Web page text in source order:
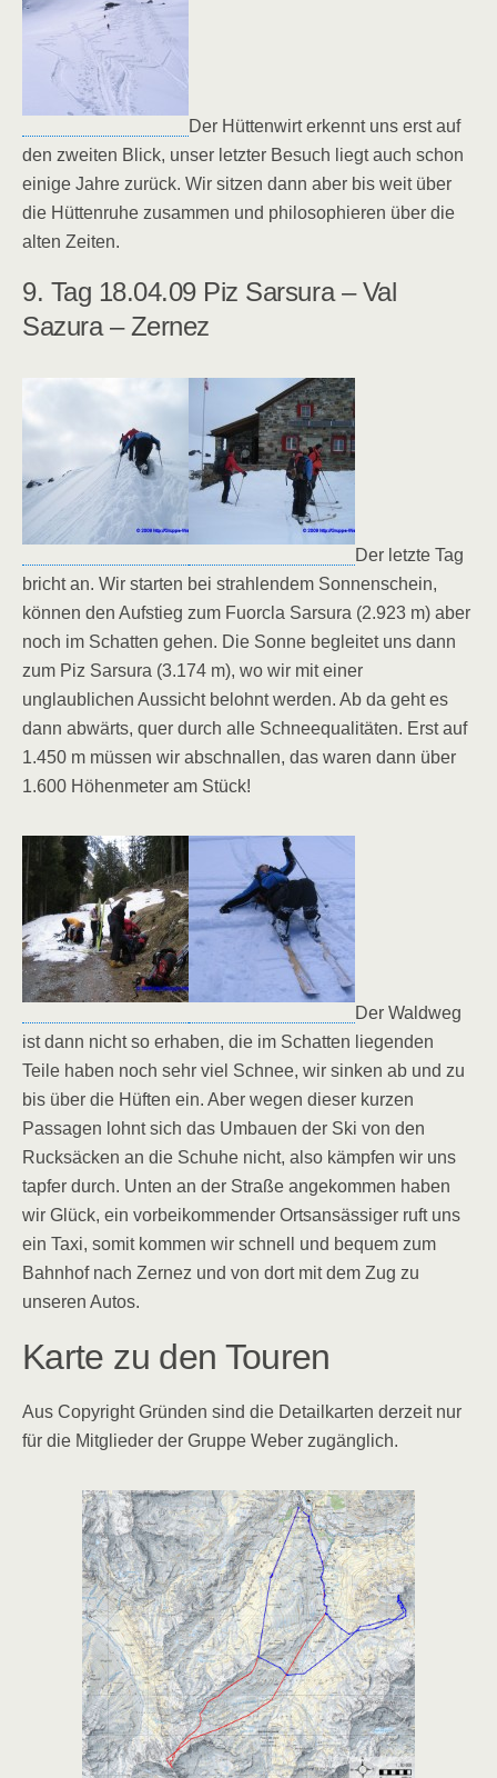
Der Hüttenwirt erkennt uns erst auf
den zweiten Blick, unser letzter Besuch liegt auch schon
einige Jahre zurück. Wir sitzen dann aber bis weit über
die Hüttenruhe zusammen und philosophieren über die
alten Zeiten.
9. Tag 18.04.09 Piz Sarsura – Val
Sazura – Zernez
Der letzte Tag
bricht an. Wir starten bei strahlendem Sonnenschein,
können den Aufstieg zum Fuorcla Sarsura (2.923 m) aber
noch im Schatten gehen. Die Sonne begleitet uns dann
zum Piz Sarsura (3.174 m), wo wir mit einer
unglaublichen Aussicht belohnt werden. Ab da geht es
dann abwärts, quer durch alle Schneequalitäten. Erst auf
1.450 m müssen wir abschnallen, das waren dann über
1.600 Höhenmeter am Stück!
Der Waldweg
ist dann nicht so erhaben, die im Schatten liegenden
Teile haben noch sehr viel Schnee, wir sinken ab und zu
bis über die Hüften ein. Aber wegen dieser kurzen
Passagen lohnt sich das Umbauen der Ski von den
Rucksäcken an die Schuhe nicht, also kämpfen wir uns
tapfer durch. Unten an der Straße angekommen haben
wir Glück, ein vorbeikommender Ortsansässiger ruft uns
ein Taxi, somit kommen wir schnell und bequem zum
Bahnhof nach Zernez und von dort mit dem Zug zu
unseren Autos.
Karte zu den Touren
Aus Copyright Gründen sind die Detailkarten derzeit nur
für die Mitglieder der Gruppe Weber zugänglich.